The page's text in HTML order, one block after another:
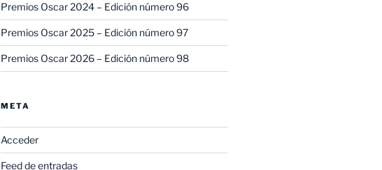
Premios Oscar 2024 – Edición número 96
Premios Oscar 2025 – Edición número 97
Premios Oscar 2026 – Edición número 98
META
Acceder
Feed de entradas